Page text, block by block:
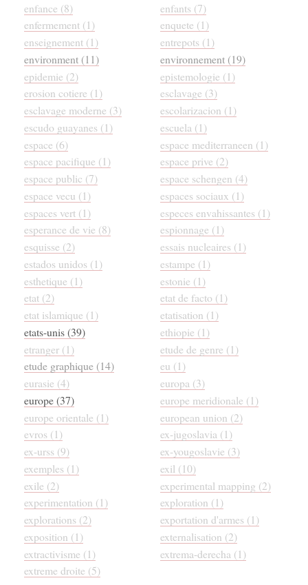
enfance (8)
enfants (7)
enfermement (1)
enquete (1)
enseignement (1)
entrepots (1)
environment (11)
environnement (19)
epidemie (2)
epistemologie (1)
erosion cotiere (1)
esclavage (3)
esclavage moderne (3)
escolarizacion (1)
escudo guayanes (1)
escuela (1)
espace (6)
espace mediterraneen (1)
espace pacifique (1)
espace prive (2)
espace public (7)
espace schengen (4)
espace vecu (1)
espaces sociaux (1)
espaces vert (1)
especes envahissantes (1)
esperance de vie (8)
espionnage (1)
esquisse (2)
essais nucleaires (1)
estados unidos (1)
estampe (1)
esthetique (1)
estonie (1)
etat (2)
etat de facto (1)
etat islamique (1)
etatisation (1)
etats-unis (39)
ethiopie (1)
etranger (1)
etude de genre (1)
etude graphique (14)
eu (1)
eurasie (4)
europa (3)
europe (37)
europe meridionale (1)
europe orientale (1)
european union (2)
evros (1)
ex-jugoslavia (1)
ex-urss (9)
ex-yougoslavie (3)
exemples (1)
exil (10)
exile (2)
experimental mapping (2)
experimentation (1)
exploration (1)
explorations (2)
exportation d'armes (1)
exposition (1)
externalisation (2)
extractivisme (1)
extrema-derecha (1)
extreme droite (5)